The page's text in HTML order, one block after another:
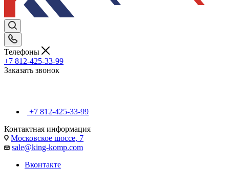
Телефоны
+7 812-425-33-99
Заказать звонок
+7 812-425-33-99
Контактная информация
Московское шоссе, 7
sale@king-komp.com
Вконтакте